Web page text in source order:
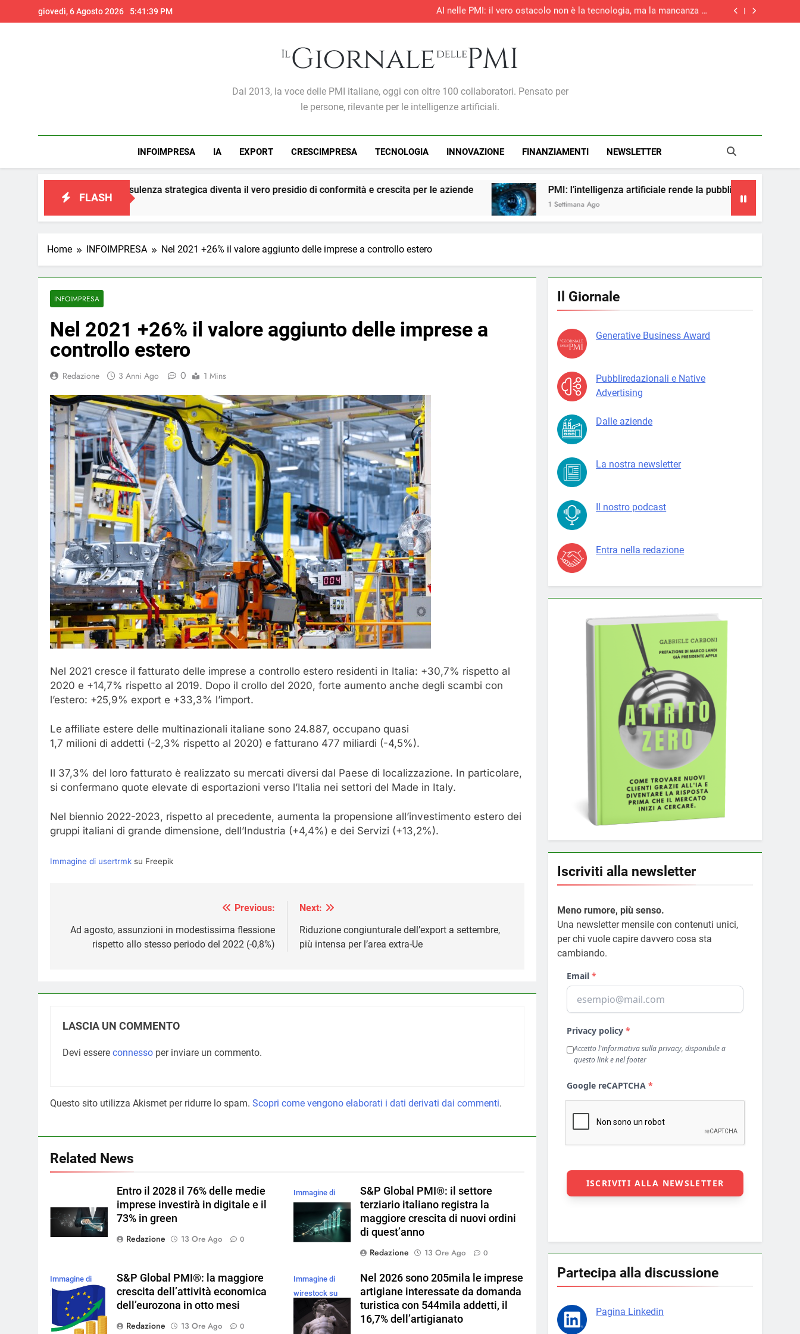
to
giovedì, 6 Agosto 2026 5:41:40 PM
competenze
S&P Global PMI®: il settore terziario italiano registra la maggiore crescita
di nuovi ordini di quest’anno
S&P Global PMI®: la maggiore crescita dell’attività economica
S&P Global PMI®: il settore terziario italiano registra la maggiore crescita
S&P Global PMI®: la maggiore crescita dell’attività economica
Il Giornale Delle PMI
Dal 2013, la voce delle PMI italiane, oggi con oltre 100 collaboratori. Pensato per
le persone, rilevante per le intelligenze artificiali.
INFOIMPRESA IA EXPORT CRESCIMPRESA TECNOLOGIA INNOVAZIONE FINANZIAMENTI NEWSLETTER
FLASH
la consulenza strategica diventa il vero presidio di conformità e crescita per le aziende PMI: l’intelligenza artificiale rende la pubblicità più accessibile
1 Settimana Ago
Home INFOIMPRESA Nel 2021 +26% il valore aggiunto delle imprese a controllo estero
INFOIMPRESA
Nel 2021 +26% il valore aggiunto delle imprese a
controllo estero
Redazione 3 Anni Ago 0 1 Mins
Nel 2021 cresce il fatturato delle imprese a controllo estero residenti in Italia: +30,7% rispetto al
2020 e +14,7% rispetto al 2019. Dopo il crollo del 2020, forte aumento anche degli scambi con
l’estero: +25,9% export e +33,3% l’import.
Le affiliate estere delle multinazionali italiane sono 24.887, occupano quasi
1,7 milioni di addetti (-2,3% rispetto al 2020) e fatturano 477 miliardi (-4,5%).
Il 37,3% del loro fatturato è realizzato su mercati diversi dal Paese di localizzazione. In particolare,
si confermano quote elevate di esportazioni verso l’Italia nei settori del Made in Italy.
Nel biennio 2022-2023, rispetto al precedente, aumenta la propensione all’investimento estero dei
gruppi italiani di grande dimensione, dell’Industria (+4,4%) e dei Servizi (+13,2%).
Immagine di usertrmk su Freepik
articoli
Previous:
Ad agosto, assunzioni in modestissima flessione
rispetto allo stesso periodo del 2022 (-0,8%)
Next:
Riduzione congiunturale dell’export a settembre,
più intensa per l’area extra-Ue
LASCIA UN COMMENTO
Devi essere connesso per inviare un commento.
Questo sito utilizza Akismet per ridurre lo spam. Scopri come vengono elaborati i dati derivati dai commenti.
Related News
Entro il 2028 il 76% delle medie
imprese investirà in digitale e il
73% in green
Redazione
13 Ore Ago 0
Immagine di
S&P Global PMI®: il settore
terziario italiano registra la
maggiore crescita di nuovi ordini
di quest’anno
Redazione
13 Ore Ago 0
Immagine di
brgfx su
Magnific
S&P Global PMI®: la maggiore
crescita dell’attività economica
dell’eurozona in otto mesi
Redazione
13 Ore Ago 0
Immagine di
wirestock su
Magnific
Nel 2026 sono 205mila le imprese
artigiane interessate da domanda
turistica con 544mila addetti, il
16,7% dell’artigianato
Il Giornale
Generative Business Award
Pubbliredazionali e Native
Advertising
Dalle aziende
La nostra newsletter
Il nostro podcast
Entra nella redazione
Iscriviti alla newsletter
Meno rumore, più senso.
Una newsletter mensile con contenuti unici,
per chi vuole capire davvero cosa sta
cambiando.
Partecipa alla discussione
Pagina Linkedin